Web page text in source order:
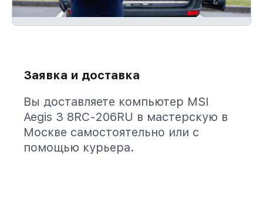
Заявка и доставка
Вы доставляете компьютер MSI
Aegis 3 8RC-206RU в мастерскую в
Москве самостоятельно или с
помощью курьера.